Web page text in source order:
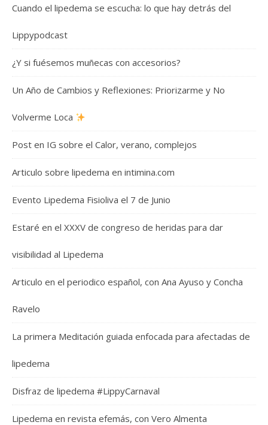
Cuando el lipedema se escucha: lo que hay detrás del
Lippypodcast
¿Y si fuésemos muñecas con accesorios?
Un Año de Cambios y Reflexiones: Priorizarme y No
Volverme Loca
Post en IG sobre el Calor, verano, complejos
Articulo sobre lipedema en intimina.com
Evento Lipedema Fisioliva el 7 de Junio
Estaré en el XXXV de congreso de heridas para dar
visibilidad al Lipedema
Articulo en el periodico español, con Ana Ayuso y Concha
Ravelo
La primera Meditación guiada enfocada para afectadas de
lipedema
Disfraz de lipedema #LippyCarnaval
Lipedema en revista efemás, con Vero Almenta